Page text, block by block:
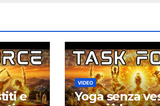
e
VIDEO
Yoga senza